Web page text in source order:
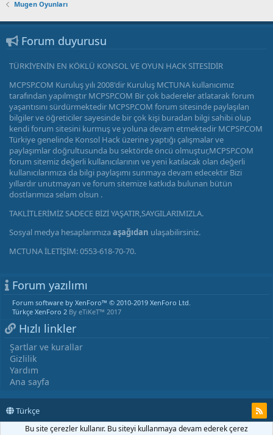
Mugen Oyunları
Forum duyurusu
TÜRKİYENİN EN KÖKLÜ KONSOL VE OYUN HACK SİTESİDİR
MCPSP.COM Kuruluş yılı 2008'dir Kuruluş MCTUNA kullanıcımız
tarafından yapılmıştır MCPSP.COM Bir çok badereler atlatarak forum
yaşantısını sürdürmektedir MCPSP.COM forum sitesinde paylaşılan
bilgiler ve öğreticiler sayesinde bir çok kişi buradan bilgi sahibi olup
kendi forum sitesini kurmuş ve yoluna devam etmektedir MCPSP.COM
Türkiye genelinde Konsol Hack üzerine yaptığı çalışmalar ve
paylaşımlar doğrultusunda bu sektörde öncü olmuştur,MCPSP.COM
forum sitemiz değerli kullanıcılarının ve yeni katılacak olan değerli
kullanıcılarımıza da bilgi paylaşımı sunmaya devam edecektir Bizi
yıllardır unutmayan ve forum sitemize katkıda bulunan bütün
dostlarımıza selam olsun .
TAKLİTLERİMİZ SADECE BİZİ YAŞATIR,SAYGILARIMIZLA.
Sosyal medya hesaplarımızaaşağıdan ulaşabilirsiniz.
MCTUNA İLETİŞİM: 0553-618-70-70.
Forum yazılımı
Forum software by XenForo™ © 2010-2019 XenForo Ltd.
Türkçe XenForo 2 By eTiKeT™ 2017
Hızlı linkler
Şartlar ve kurallar
Gizlilik
Yardım
Ana sayfa
Türkçe
Bu site çerezler kullanır. Bu siteyi kullanmaya devam ederek çerez